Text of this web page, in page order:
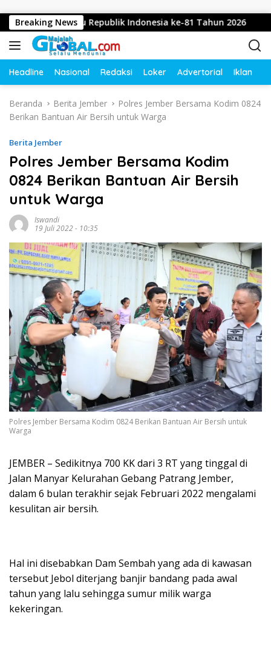
Breaking News
Dirgahayu Republik Indonesia ke-81 Tahun 2026
Headline Nasional Redaksi Loker Advertorial Iklan
Beranda Berita Jember
Polres Jember Bersama Kodim 0824
Berikan Bantuan Air Bersih untuk Warga
Berita Jember
Polres Jember Bersama Kodim
0824 Berikan Bantuan Air Bersih
untuk Warga
Iswandi
19 Juli 2022 - 10:35
Polres Jember Bersama Kodim 0824 Berikan Bantuan Air Bersih untuk
Warga
JEMBER – Sedikitnya 700 KK dari 3 RT yang tinggal di
Jalan Manyar Kelurahan Gebang Patrang Jember,
dalam 6 bulan terakhir sejak Februari 2022 mengalami
kesulitan air bersih.
Hal ini disebabkan Dam Sembah yang ada di kawasan
tersebut Jebol diterjang banjir bandang pada awal
tahun yang lalu sehingga sumur milik warga
kekeringan.